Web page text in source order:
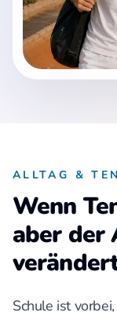
ALLTAG &
Wenn
aber der
Schule ist